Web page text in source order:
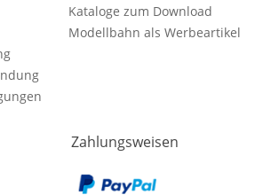
Kataloge zum Download
Modellbahn als Werbeartikel
Zahlungsweisen